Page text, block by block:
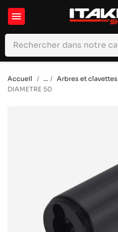

Accueil ... Arbres et clavettes
DIAMETRE 50